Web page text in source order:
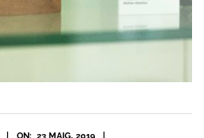
ON: 23 MAIG, 2019